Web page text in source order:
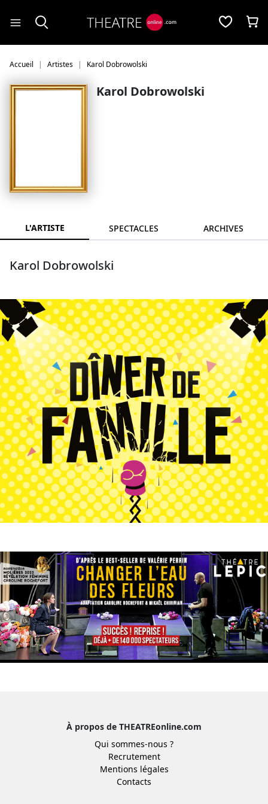
Accueil Artistes Karol Dobrowolski
Karol Dobrowolski
L'ARTISTE SPECTACLES ARCHIVES
Karol Dobrowolski
À propos de THEATREonline.com
Qui sommes-nous ?
Recrutement
Mentions légales
Contacts